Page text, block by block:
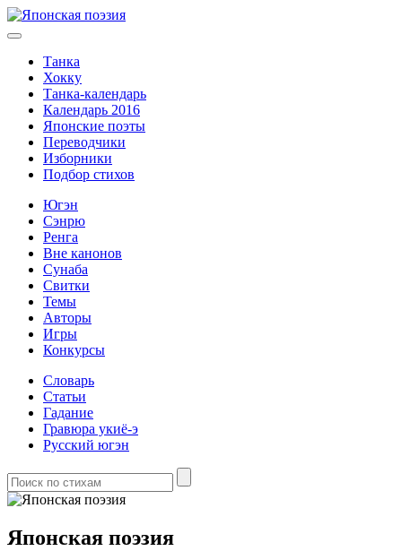
Танка
Хокку
Танка-календарь
Календарь 2016
Японские поэты
Переводчики
Изборники
Подбор стихов
Югэн
Сэнрю
Ренга
Вне канонов
Сунаба
Свитки
Темы
Авторы
Игры
Конкурсы
Словарь
Статьи
Гадание
Гравюра укиё-э
Русский югэн
Японская поэзия